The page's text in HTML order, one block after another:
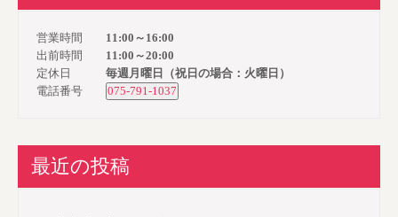
営業時間 11:00～16:00
出前時間 11:00～20:00
定休日 毎週月曜日（祝日の場合：火曜日）
電話番号
075-791-1037
最近の投稿